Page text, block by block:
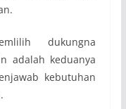
dukungna
adalah keduanya
kebutuhan